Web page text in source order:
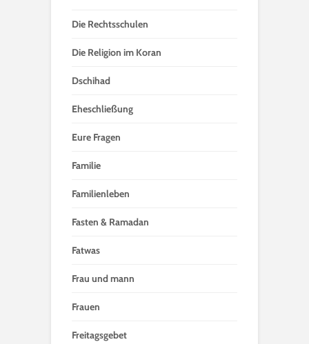
Die Rechtsschulen
Die Religion im Koran
Dschihad
Eheschließung
Eure Fragen
Familie
Familienleben
Fasten & Ramadan
Fatwas
Frau und mann
Frauen
Freitagsgebet